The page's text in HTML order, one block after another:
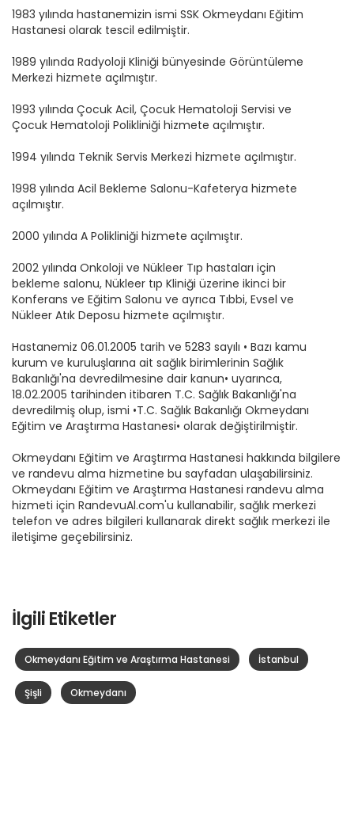
1983 yılında hastanemizin ismi SSK Okmeydanı Eğitim
Hastanesi olarak tescil edilmiştir.
1989 yılında Radyoloji Kliniği bünyesinde Görüntüleme
Merkezi hizmete açılmıştır.
1993 yılında Çocuk Acil, Çocuk Hematoloji Servisi ve
Çocuk Hematoloji Polikliniği hizmete açılmıştır.
1994 yılında Teknik Servis Merkezi hizmete açılmıştır.
1998 yılında Acil Bekleme Salonu-Kafeterya hizmete
açılmıştır.
2000 yılında A Polikliniği hizmete açılmıştır.
2002 yılında Onkoloji ve Nükleer Tıp hastaları için
bekleme salonu, Nükleer tıp Kliniği üzerine ikinci bir
Konferans ve Eğitim Salonu ve ayrıca Tıbbi, Evsel ve
Nükleer Atık Deposu hizmete açılmıştır.
Hastanemiz 06.01.2005 tarih ve 5283 sayılı • Bazı kamu
kurum ve kuruluşlarına ait sağlık birimlerinin Sağlık
Bakanlığı'na devredilmesine dair kanun• uyarınca,
18.02.2005 tarihinden itibaren T.C. Sağlık Bakanlığı'na
devredilmiş olup, ismi •T.C. Sağlık Bakanlığı Okmeydanı
Eğitim ve Araştırma Hastanesi• olarak değiştirilmiştir.
Okmeydanı Eğitim ve Araştırma Hastanesi hakkında bilgilere
ve randevu alma hizmetine bu sayfadan ulaşabilirsiniz.
Okmeydanı Eğitim ve Araştırma Hastanesi randevu alma
hizmeti için RandevuAl.com'u kullanabilir, sağlık merkezi
telefon ve adres bilgileri kullanarak direkt sağlık merkezi ile
iletişime geçebilirsiniz.
İlgili Etiketler
Okmeydanı Eğitim ve Araştırma Hastanesi İstanbul
Şişli Okmeydanı